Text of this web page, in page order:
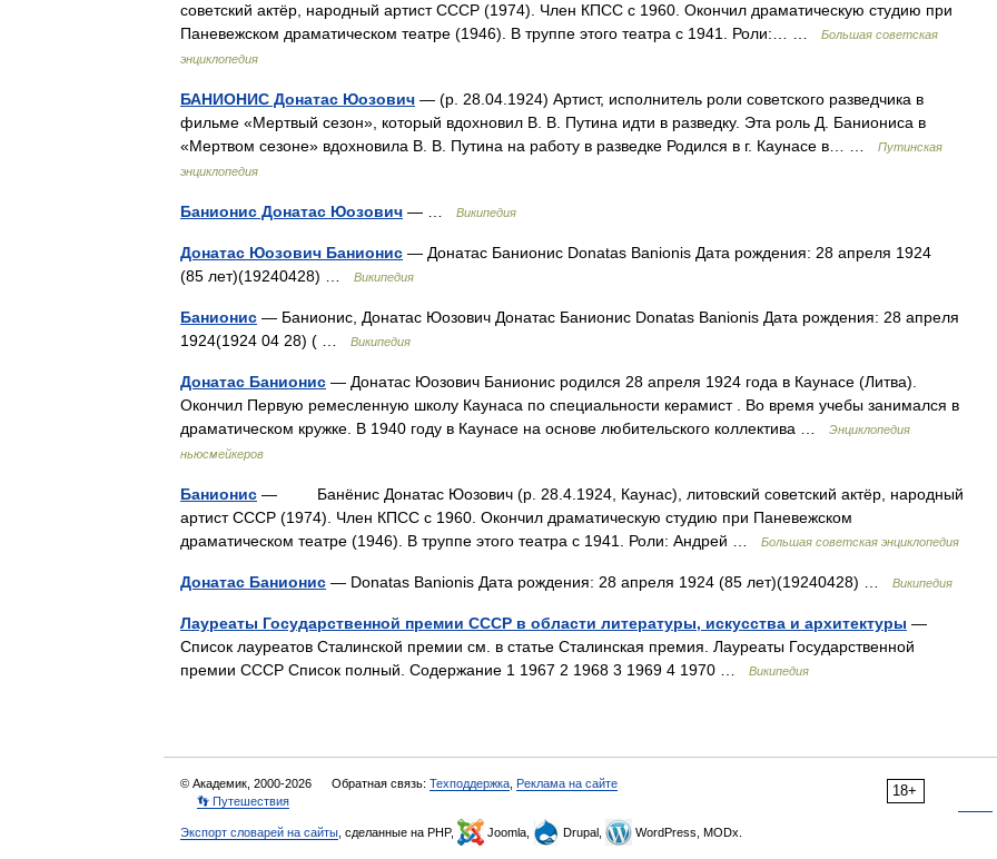
советский актёр, народный артист СССР (1974). Член КПСС с 1960. Окончил драматическую студию при
Паневежском драматическом театре (1946). В труппе этого театра с 1941. Роли:… …
Большая советская
энциклопедия
БАНИОНИС Донатас Юозович — (р. 28.04.1924) Артист, исполнитель роли советского разведчика в
фильме «Мертвый сезон», который вдохновил В. В. Путина идти в разведку. Эта роль Д. Баниониса в
«Мертвом сезоне» вдохновила В. В. Путина на работу в разведке Родился в г. Каунасе в… …
Путинская
энциклопедия
Банионис Донатас Юозович — … Википедия
Донатас Юозович Банионис — Донатас Банионис Donatas Banionis Дата рождения: 28 апреля 1924
(85 лет)(19240428) …
Википедия
Банионис — Банионис, Донатас Юозович Донатас Банионис Donatas Banionis Дата рождения: 28 апреля
1924(1924 04 28) ( …
Википедия
Донатас Банионис — Донатас Юозович Банионис родился 28 апреля 1924 года в Каунасе (Литва).
Окончил Первую ремесленную школу Каунаса по специальности керамист . Во время учебы занимался в
драматическом кружке. В 1940 году в Каунасе на основе любительского коллектива …
Энциклопедия
ньюсмейкеров
Банионис — Банёнис Донатас Юозович (р. 28.4.1924, Каунас), литовский советский актёр, народный
артист СССР (1974). Член КПСС с 1960. Окончил драматическую студию при Паневежском
драматическом театре (1946). В труппе этого театра с 1941. Роли: Андрей …
Большая советская энциклопедия
Донатас Банионис — Donatas Banionis Дата рождения: 28 апреля 1924 (85 лет)(19240428) … Википедия
Лауреаты Государственной премии СССР в области литературы, искусства и архитектуры —
Список лауреатов Сталинской премии см. в статье Сталинская премия. Лауреаты Государственной
премии СССР Список полный. Содержание 1 1967 2 1968 3 1969 4 1970 …
Википедия
18+
© Академик, 2000-2026 Обратная связь: Техподдержка Реклама на сайте
👣 Путешествия
Экспорт словарей на сайты , сделанные на PHP, Joomla, Drupal, WordPress, MODx.